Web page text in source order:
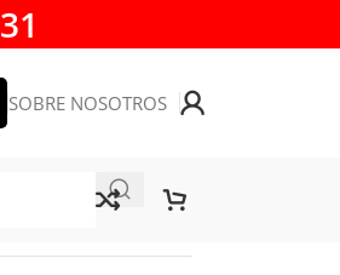
SOBRE NOSOTROS